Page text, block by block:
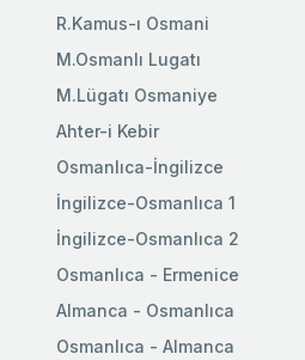
R.Kamus-ı Osmani
M.Osmanlı Lugatı
M.Lügatı Osmaniye
Ahter-i Kebir
Osmanlıca-İngilizce
İngilizce-Osmanlıca 1
İngilizce-Osmanlıca 2
Osmanlıca - Ermenice
Almanca - Osmanlıca
Osmanlıca - Almanca